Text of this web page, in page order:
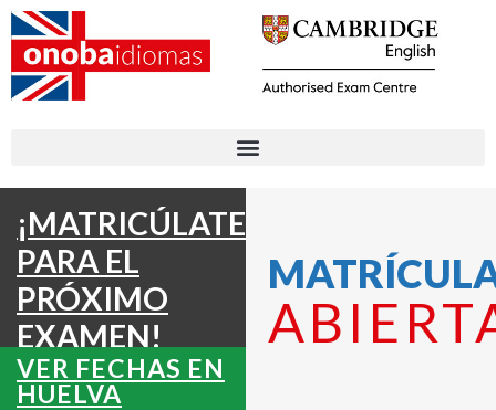
¡MATRICÚLATE
PARA EL
PRÓXIMO
EXAMEN!
VER FECHAS EN
HUELVA